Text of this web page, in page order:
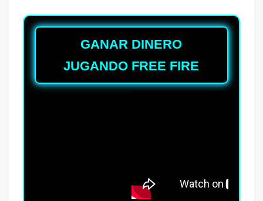
GANAR DINERO
JUGANDO FREE FIRE